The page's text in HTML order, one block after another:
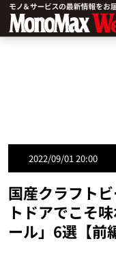
2022/09/01 20:00
国産クラフト
トドアでこそ
ール」6選【前